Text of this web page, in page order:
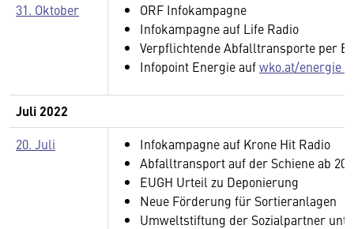
31. Oktober
ORF Infokampagne
Infokampagne auf Life Radio
Verpflichtende Abfalltransporte per
Infopoint Energie aufwko.at/energie
Juli 2022
20. Juli
Infokampagne auf Krone Hit Radio
Abfalltransport auf der Schiene ab
EUGH Urteil zu Deponierung
Neue Förderung für Sortieranlagen
Umweltstiftung der Sozialpartner